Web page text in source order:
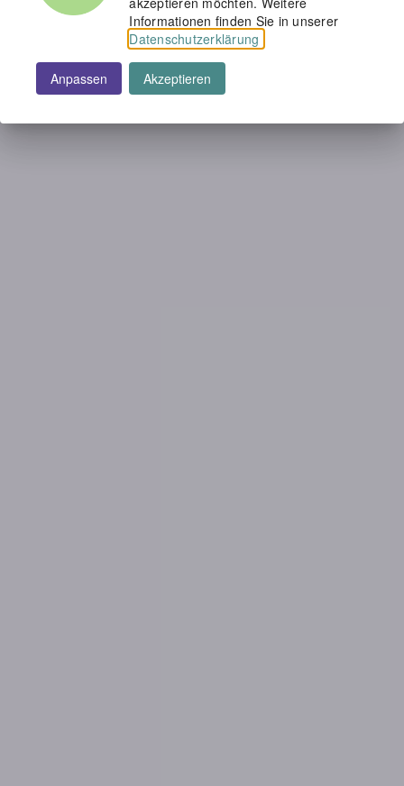
Informationen finden Sie in unserer
Datenschutzerklärung
Anpassen Akzeptieren